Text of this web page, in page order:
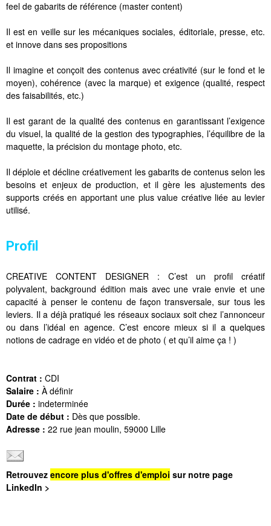
feel de gabarits de référence (master content)
Il est en veille sur les mécaniques sociales, éditoriale, presse, etc.
et innove dans ses propositions
Il imagine et conçoit des contenus avec créativité (sur le fond et le
moyen), cohérence (avec la marque) et exigence (qualité, respect
des faisabilités, etc.)
Il est garant de la qualité des contenus en garantissant l’exigence
du visuel, la qualité de la gestion des typographies, l’équilibre de la
maquette, la précision du montage photo, etc.
Il déploie et décline créativement les gabarits de contenus selon les
besoins et enjeux de production, et il gère les ajustements des
supports créés en apportant une plus value créative liée au levier
utilisé.
Profil
CREATIVE CONTENT DESIGNER : C’est un profil créatif
polyvalent, background édition mais avec une vraie envie et une
capacité à penser le contenu de façon transversale, sur tous les
leviers. Il a déjà pratiqué les réseaux sociaux soit chez l’annonceur
ou dans l’idéal en agence. C’est encore mieux si il a quelques
notions de cadrage en vidéo et de photo ( et qu’il aime ça ! )
Contrat : CDI
Salaire : À définir
Durée : indeterminée
Date de début : Dès que possible.
Adresse : 22 rue jean moulin, 59000 Lille
Retrouvez encore plus d'offres d'emploi sur notre page
LinkedIn >